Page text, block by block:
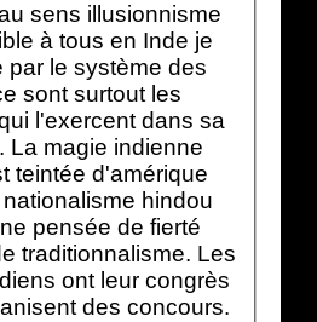
sens illusionnisme
à tous en Inde je
par le système des
sont surtout les
l'exercent dans sa
La magie indienne
teintée d'amérique
hindou
pensée de fierté
traditionnalisme. Les
ont leur congrès
des concours.